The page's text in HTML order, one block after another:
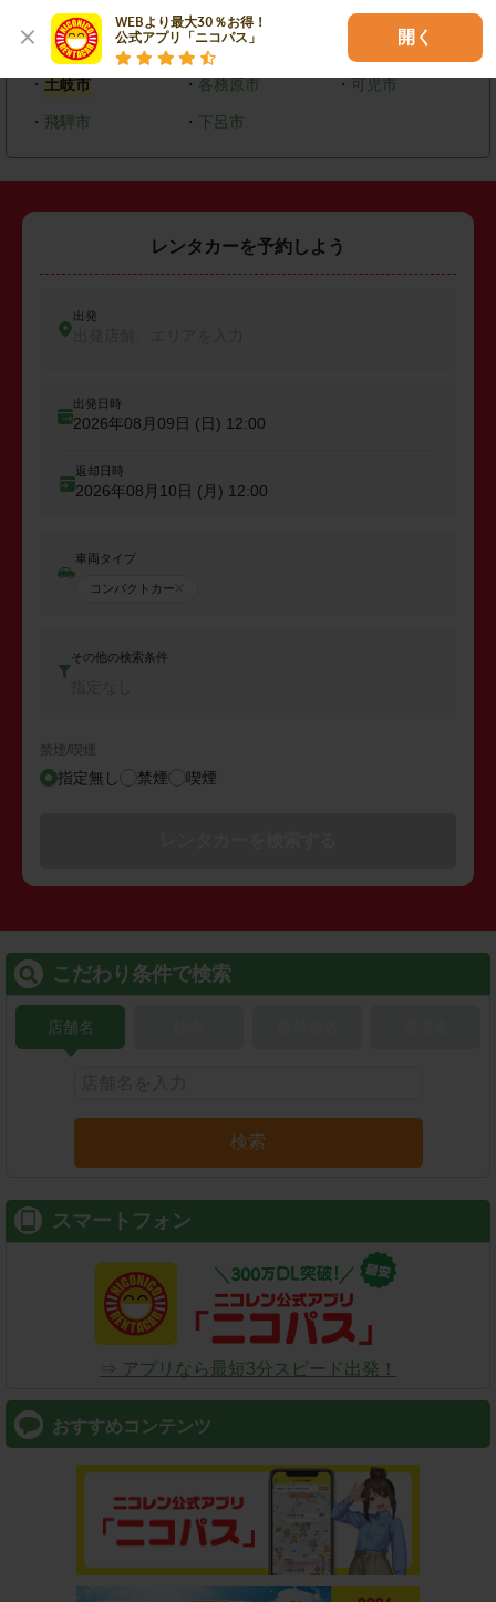
WEBより最大30％お得！
公式アプリ「ニコパス」
開く
・ 多治見市 ・関市
・ 土岐市 ・ 各務原市 ・ 可児市
・ 飛騨市 ・ 下呂市
レンタカーを予約しよう
出発
出発日時
2026年08月09日 (日) 12:00
返却日時
2026年08月10日 (月) 12:00
車両タイプ
コンパクトカー
その他の検索条件
禁煙/喫煙
指定無し 禁煙 喫煙
こだわり条件で検索
店舗名
検索
スマートフォン
⇒ アプリなら最短3分スピード出発！
おすすめコンテンツ